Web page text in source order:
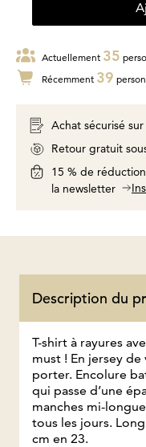
Actuellement 35
Récemment 39
Achat sécurisé
Retour gratuit
15 % de
la newsletter
Description du
T-shirt à rayures
must ! En jersey
porter. Encolure
qui passe d’une
manches mi-
tous les jours.
cm en 23.